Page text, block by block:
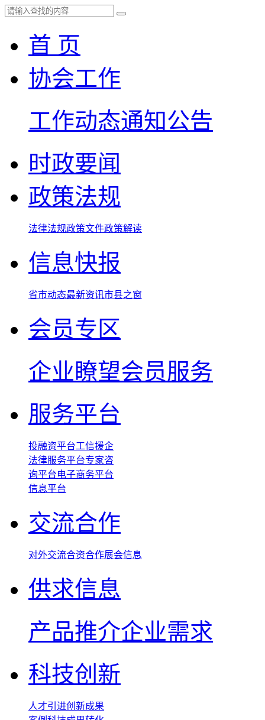
首 页
协会工作
工作动态通知公告
时政要闻
政策法规
法律法规政策文件政策解读
信息快报
省市动态最新资讯市县之窗
会员专区
企业瞭望会员服务
服务平台
投融资平台工信援企
法律服务平台专家咨
询平台电子商务平台
信息平台
交流合作
对外交流合资合作展会信息
供求信息
产品推介企业需求
科技创新
人才引进创新成果